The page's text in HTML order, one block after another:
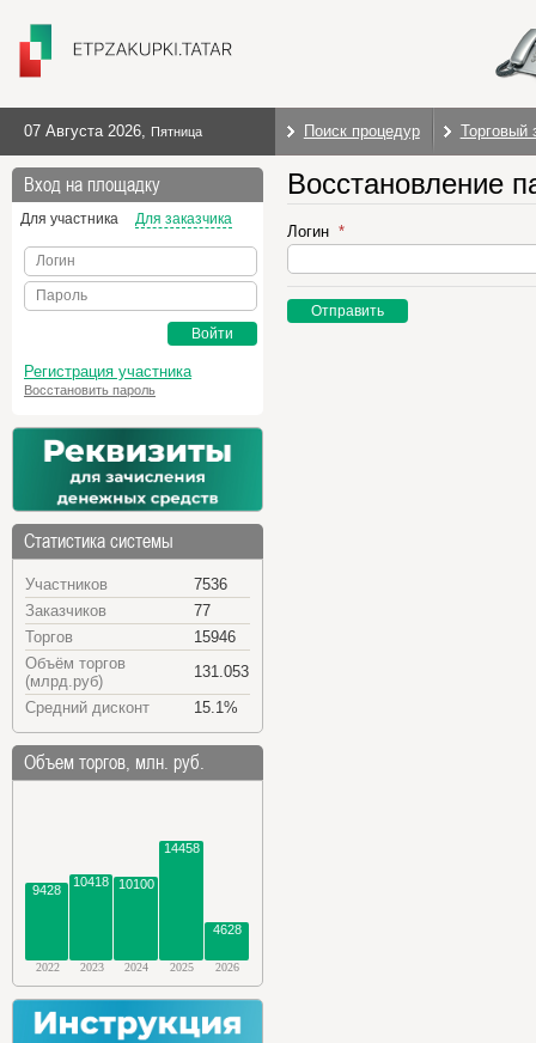
07 Августа 2026, Пятница Поиск процедур Торговый
Вход на площадку
Для участника Для заказчика
Логин
Пароль
Войти
Регистрация участника
Восстановить пароль
Статистика системы
Участников
7536
Заказчиков
77
Торгов
15946
Объём торгов
(млрд.руб)
131.053
Средний дисконт
15.1%
Объем торгов, млн. руб.
9428
10418 10100
14458
4628
2022 2023 2024 2025 2026
Восстановление
Логин
Отправить